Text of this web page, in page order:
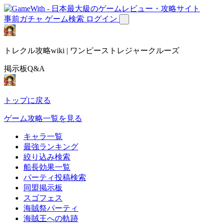
事前ガチャ ゲーム検索 ログイン
トレクル攻略wiki | ワンピーストレジャークルーズ
掲示板Q&A
トップに戻る
ゲーム攻略一覧を見る
キャラ一覧
最強ランキング
絞り込み検索
船長効果一覧
パーティ投稿検索
同盟掲示板
スゴフェス
海賊祭パーティ
海賊王への軌跡